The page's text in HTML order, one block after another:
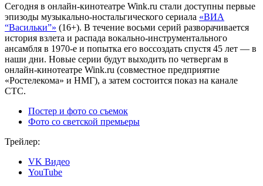
Сегодня в онлайн-кинотеатре Wink.ru стали доступны первые
эпизоды музыкально-ностальгического сериала «ВИА
“Васильки”» (16+). В течение восьми серий разворачивается
история взлета и распада вокально-инструментального
ансамбля в 1970-е и попытка его воссоздать спустя 45 лет — в
наши дни. Новые серии будут выходить по четвергам в
онлайн-кинотеатре Wink.ru (совместное предприятие
«Ростелекома» и НМГ), а затем состоится показ на канале
СТС.
Постер и фото со съемок
Фото со светской премьеры
Трейлер:
VK Видео
YouTube